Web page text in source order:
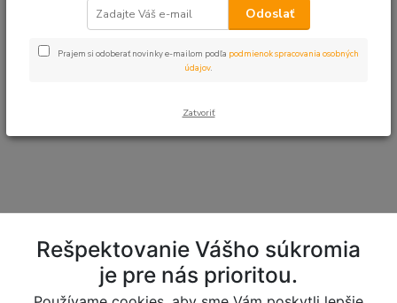
Odoslať
Prajem si odoberať novinky e-mailom podľa podmienok spracovania osobných
údajov.
Zatvoriť
Rešpektovanie Vášho súkromia
je pre nás prioritou.